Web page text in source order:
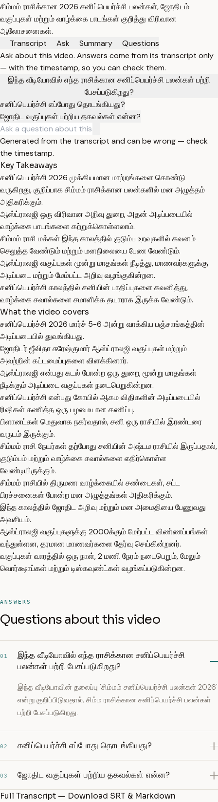
சிம்மம் ராசிக்கான 2026 சனிப்பெயர்ச்சி பலன்கள், ஜோதிடம்
வகுப்புகள் மற்றும் வாழ்க்கை பாடங்கள் குறித்து விரிவான
ஆலோசனைகள்.
Transcript
Ask Summary
Questions
Ask about this video. Answers come from its transcript only
— with the timestamp, so you can check them.
இந்த வீடியோவில் எந்த ராசிக்கான சனிப்பெயர்ச்சி பலன்கள் பற்றி
பேசப்படுகிறது?
சனிப்பெயர்ச்சி எப்போது தொடங்கியது?
ஜோதிட வகுப்புகள் பற்றிய தகவல்கள் என்ன?
Generated from the transcript and can be wrong — check
the timestamp.
Key Takeaways
சனிப்பெயர்ச்சி 2026 முக்கியமான மாற்றங்களை கொண்டு
வருகிறது, குறிப்பாக சிம்மம் ராசிக்கான பலன்களில் மன அழுத்தம்
அதிகரிக்கும்.
ஆஸ்ட்ராலஜி ஒரு விரிவான அறிவு துறை, அதன் அடிப்படையில்
வாழ்க்கை பாடங்களை கற்றுக்கொள்ளலாம்.
சிம்மம் ராசி மக்கள் இந்த காலத்தில் குடும்ப உறவுகளில் கவனம்
செலுத்த வேண்டும் மற்றும் மனநிலையை பேண வேண்டும்.
ஆஸ்ட்ராலஜி வகுப்புகள் மூன்று மாதங்கள் நீடித்து, மாணவர்களுக்கு
அடிப்படை மற்றும் மேம்பட்ட அறிவு வழங்குகின்றன.
சனிப்பெயர்ச்சி காலத்தில் சனியின் பாதிப்புகளை கவனித்து,
வாழ்க்கை சவால்களை சமாளிக்க தயாராக இருக்க வேண்டும்.
What the video covers
சனிப்பெயர்ச்சி 2026 மார்ச் 5-6 அன்று வாக்கிய பஞ்சாங்கத்தின்
அடிப்படையில் துவங்கியது.
ஜோதிடர் ஜீவிதா சுரேஷ்குமார் ஆஸ்ட்ராலஜி வகுப்புகள் மற்றும்
அவற்றின் கட்டமைப்புகளை விளக்கினார்.
ஆஸ்ட்ராலஜி என்பது கடல் போன்ற ஒரு துறை, மூன்று மாதங்கள்
நீடிக்கும் அடிப்படை வகுப்புகள் நடைபெறுகின்றன.
சனிப்பெயர்ச்சி என்பது கோயில் ஆகம விதிகளின் அடிப்படையில்
ரிஷிகள் கணித்த ஒரு பழமையான கணிப்பு.
பிளானட்கள் மெதுவாக நகர்வதால், சனி ஒரு ராசியில் இரண்டரை
வருடம் இருக்கும்.
சிம்மம் ராசி நேயர்கள் தற்போது சனியின் அஷ்டம ராசியில் இருப்பதால்,
குடும்பம் மற்றும் வாழ்க்கை சவால்களை எதிர்கொள்ள
வேண்டியிருக்கும்.
சிம்மம் ராசியில் திருமண வாழ்க்கையில் சண்டைகள், சட்ட
பிரச்சனைகள் போன்ற மன அழுத்தங்கள் அதிகரிக்கும்.
இந்த காலத்தில் ஜோதிட அறிவு மற்றும் மன அமைதியை பேணுவது
அவசியம்.
ஆஸ்ட்ராலஜி வகுப்புகளுக்கு 2000க்கும் மேற்பட்ட விண்ணப்பங்கள்
வந்துள்ளன, தரமான மாணவர்களை தேர்வு செய்கின்றனர்.
வகுப்புகள் வாரத்தில் ஒரு நாள், 2 மணி நேரம் நடைபெறும், மேலும்
வொர்க்ஷாப்கள் மற்றும் டிஸ்கவுண்ட்கள் வழங்கப்படுகின்றன.
ANSWERS
Questions about this video
01
இந்த வீடியோவில் எந்த ராசிக்கான சனிப்பெயர்ச்சி
பலன்கள் பற்றி பேசப்படுகிறது?
இந்த வீடியோவின் தலைப்பு 'சிம்மம் சனிப்பெயர்ச்சி பலன்கள் 2026'
என்று குறிப்பிடுவதால், சிம்ம ராசிக்கான சனிப்பெயர்ச்சி பலன்கள்
பற்றி பேசப்படுகிறது.
02 சனிப்பெயர்ச்சி எப்போது தொடங்கியது?
03 ஜோதிட வகுப்புகள் பற்றிய தகவல்கள் என்ன?
Full Transcript — Download SRT & Markdown